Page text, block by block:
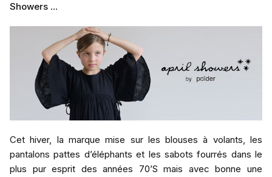
Showers …
Cet hiver, la marque mise sur les blouses à volants, les
pantalons pattes d’éléphants et les sabots fourrés dans le
plus pur esprit des années 70’S mais avec bonne une